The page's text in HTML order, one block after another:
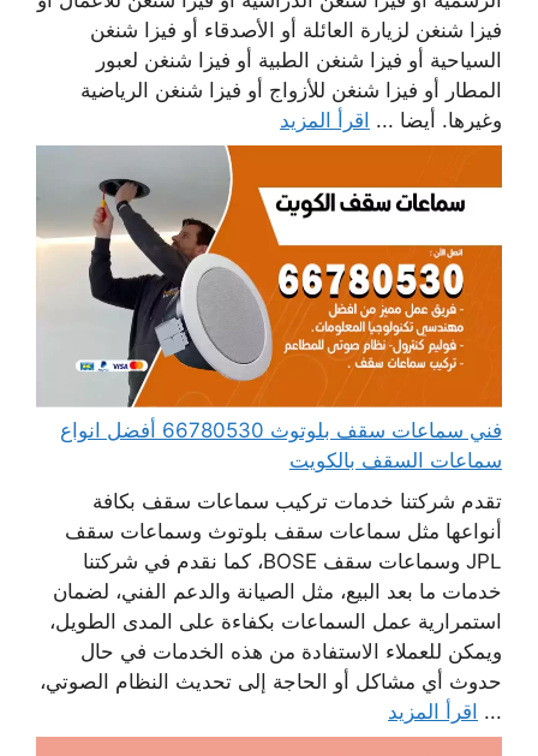
فيزا شنغن لزيارة العائلة أو الأصدقاء أو فيزا شنغن
السياحية أو فيزا شنغن الطبية أو فيزا شنغن لعبور
المطار أو فيزا شنغن للأزواج أو فيزا شنغن الرياضية
وغيرها. أيضا ... اقرأ المزيد
فني سماعات سقف بلوتوث 66780530 أفضل انواع
سماعات السقف بالكويت
تقدم شركتنا خدمات تركيب سماعات سقف بكافة
أنواعها مثل سماعات سقف بلوتوث وسماعات سقف
JPL وسماعات سقف BOSE، كما نقدم في شركتنا
خدمات ما بعد البيع، مثل الصيانة والدعم الفني، لضمان
استمرارية عمل السماعات بكفاءة على المدى الطويل،
ويمكن للعملاء الاستفادة من هذه الخدمات في حال
حدوث أي مشاكل أو الحاجة إلى تحديث النظام الصوتي،
... اقرأ المزيد